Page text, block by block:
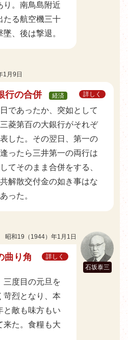
り。南鳥島附近
たる航空機三十
、後は撃退。
1月9日
行の合併 経済 詳しく
であったか、突如として
菱第百の大銀行がそれぞ
した。その翌日、第一の
ったら三井第一の両行は
てそのまま合併をする、
解散交付金の如き事はな
った。
石坂泰三
昭和19（1944）年1月1日
曲り角 詳しく
三度目の元旦を
苛烈となり、本
と敵も味方もい
来た。食糧も大